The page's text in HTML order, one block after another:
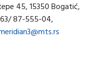
45, 15350 Bogatić,
87-555-04,